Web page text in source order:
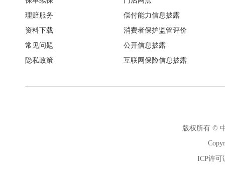
理赔服务
资料下载
常见问题
隐私政策
偿付能力信息披露
消费者保护监管评价
公开信息披露
互联网保险信息披露
版权所有 ©
ICP许可